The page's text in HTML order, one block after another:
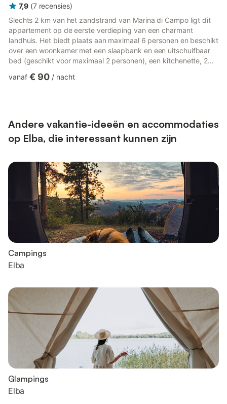
7,9 (7 recensies)
Slechts 2 km van het zandstrand van Marina di Campo ligt dit
appartement op de eerste verdieping van een charmant
landhuis. Het biedt plaats aan maximaal 6 personen en beschikt
over een woonkamer met een slaapbank en een uitschuifbaar
bed (geschikt voor maximaal 2 personen), een kitchenette, 2
kindvriendelijk en biedt WLAN-internet, satelliet-tv, een
barbecue en ligstoelen...
vanaf € 90 / nacht
Andere vakantie-ideeën en accommodaties
op Elba, die interessant kunnen zijn
Campings
Elba
Glampings
Elba